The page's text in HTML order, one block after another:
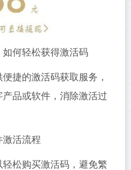
何轻松获得激活码
捷的激活码获取服务，
品或软件，消除激活过
激活流程
松购买激活码，避免繁